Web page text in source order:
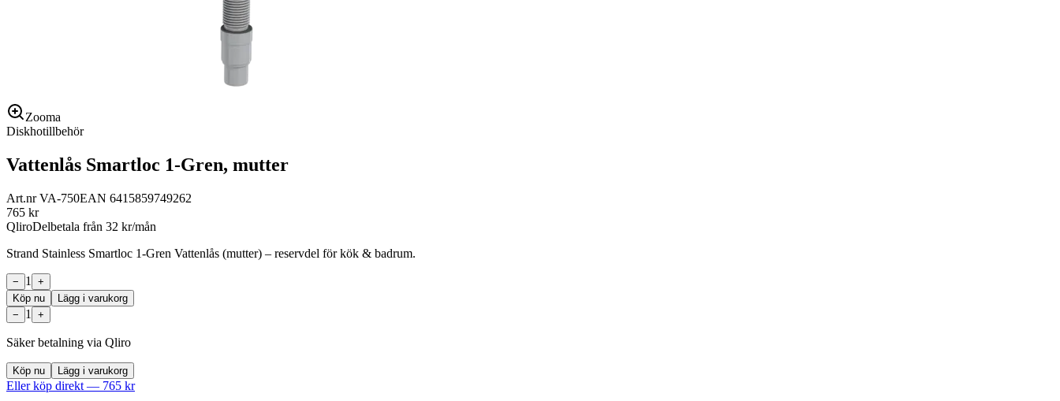
Zooma
Diskhotillbehör
Vattenlås Smartloc 1-Gren, mutter
Art.nrVA-750EAN 6415859749262
765 kr
QliroDelbetala från 32 kr/mån
Strand Stainless Smartloc 1-Gren Vattenlås (mutter) – reservdel för kök & badrum.
− 1
+
Köp nu
Lägg i varukorg
−
1 +
Säker betalning via Qliro
Köp nu Lägg i varukorg
Eller köp direkt — 765 kr